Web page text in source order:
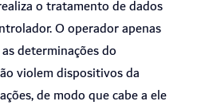
o tratamento de dados
O operador apenas
determinações do
violem dispositivos da
de modo que cabe a ele